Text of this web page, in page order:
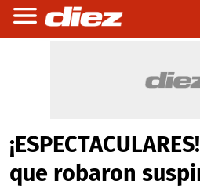
que robaron